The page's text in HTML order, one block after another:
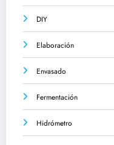
DIY
Elaboración
Envasado
Fermentación
Hidrómetro